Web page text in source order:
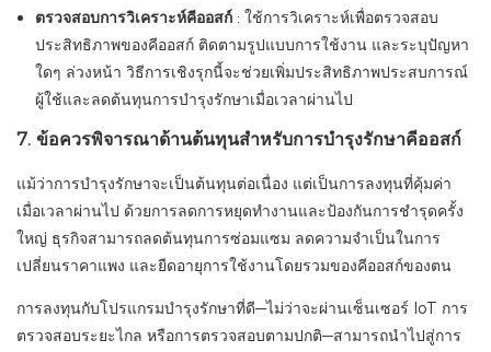
ตรวจสอบการวิเคราะห์คีออสก์ : ใช้การวิเคราะห์เพื่อตรวจสอบ
ประสิทธิภาพของคีออสก์ ติดตามรูปแบบการใช้งาน และระบุปัญหา
ใดๆ ล่วงหน้า วิธีการเชิงรุกนี้จะช่วยเพิ่มประสิทธิภาพประสบการณ์
ผู้ใช้และลดต้นทุนการบำรุงรักษาเมื่อเวลาผ่านไป
7. ข้อควรพิจารณาด้านต้นทุนสำหรับการบำรุงรักษาคีออสก์
แม้ว่าการบำรุงรักษาจะเป็นต้นทุนต่อเนื่อง แต่เป็นการลงทุนที่คุ้มค่า
เมื่อเวลาผ่านไป ด้วยการลดการหยุดทำงานและป้องกันการชำรุดครั้ง
ใหญ่ ธุรกิจสามารถลดต้นทุนการซ่อมแซม ลดความจำเป็นในการ
เปลี่ยนราคาแพง และยืดอายุการใช้งานโดยรวมของคีออสก์ของตน
การลงทุนกับโปรแกรมบำรุงรักษาที่ดี—ไม่ว่าจะผ่านเซ็นเซอร์ IoT การ
ตรวจสอบระยะไกล หรือการตรวจสอบตามปกติ—สามารถนำไปสู่การ